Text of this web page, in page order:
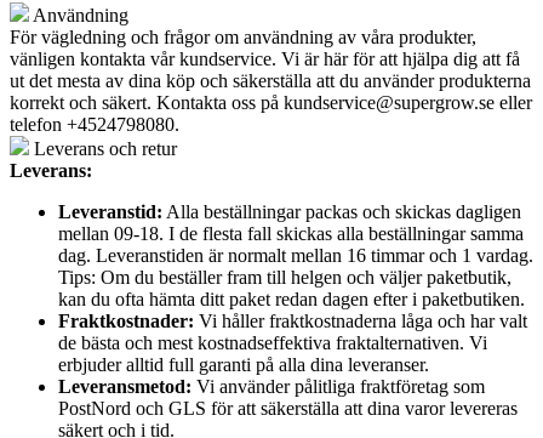
Användning
För vägledning och frågor om användning av våra produkter,
vänligen kontakta vår kundservice. Vi är här för att hjälpa dig att få
ut det mesta av dina köp och säkerställa att du använder produkterna
korrekt och säkert. Kontakta oss på kundservice@supergrow.se eller
telefon +4524798080.
Leverans och retur
Leverans:
Leveranstid: Alla beställningar packas och skickas dagligen
mellan 09-18. I de flesta fall skickas alla beställningar samma
dag. Leveranstiden är normalt mellan 16 timmar och 1 vardag.
Tips: Om du beställer fram till helgen och väljer paketbutik,
kan du ofta hämta ditt paket redan dagen efter i paketbutiken.
Fraktkostnader: Vi håller fraktkostnaderna låga och har valt
de bästa och mest kostnadseffektiva fraktalternativen. Vi
erbjuder alltid full garanti på alla dina leveranser.
Leveransmetod: Vi använder pålitliga fraktföretag som
PostNord och GLS för att säkerställa att dina varor levereras
säkert och i tid.